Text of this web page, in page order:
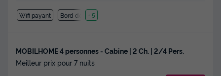
Wifi payant Bord de mer
+ 5
MOBILHOME 4 personnes - Cabine | 2 Ch. | 2/4 Pers.
Meilleur prix pour 7 nuits